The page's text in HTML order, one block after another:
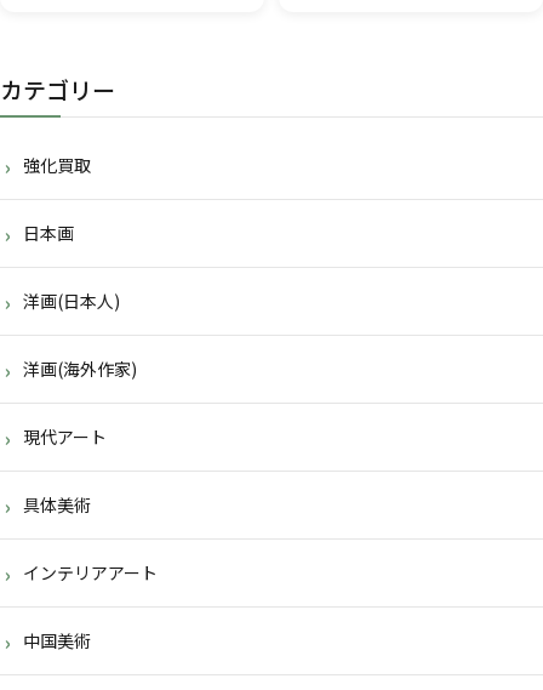
カテゴリー
強化買取
日本画
洋画(日本人)
洋画(海外作家)
現代アート
具体美術
インテリアアート
中国美術